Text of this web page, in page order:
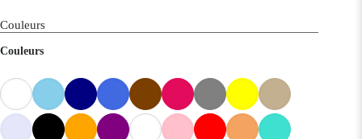
Couleurs
Couleurs